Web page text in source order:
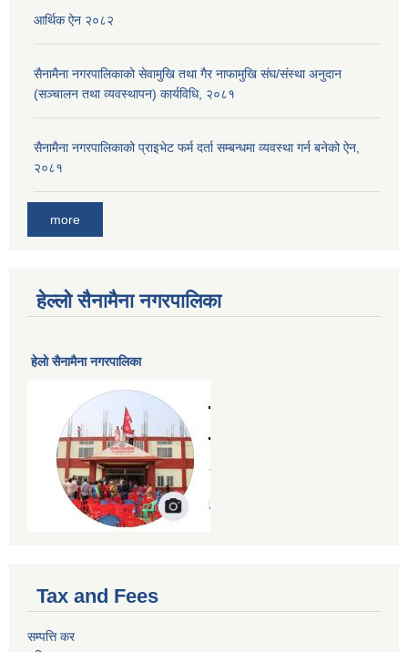
आर्थिक ऐन २०८२
सैनामैना नगरपालिकाको सेवामुखि तथा गैर नाफामुखि संघ/संस्था अनुदान
(सञ्चालन तथा व्यवस्थापन) कार्यविधि, २०८१
सैनामैना नगरपालिकाको प्राइभेट फर्म दर्ता सम्बन्धमा व्यवस्था गर्न बनेको ऐन,
२०८१
more
हेल्लो सैनामैना नगरपालिका
हेलाे सैनामैना नगरपालिका
Tax and Fees
सम्पत्ति कर